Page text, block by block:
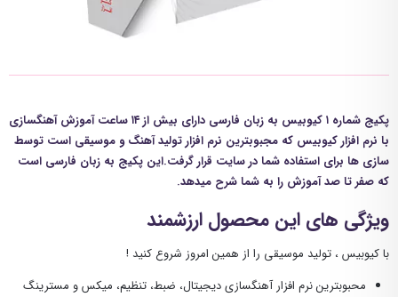
پکیج شماره ۱ کیوبیس به زبان فارسی دارای بیش از ۱۴ ساعت آموزش آهنگسازی
با نرم افزار کیوبیس که مجبوبترین نرم افزار تولید آهنگ و موسیقی است توسط
سازی ها برای استفاده شما در سایت قرار گرفت.این پکیج به زبان فارسی است
که صفر تا صد آموزش را به شما شرح میدهد.
ویژگی های این محصول ارزشمند
با کیوبیس ، تولید موسیقی را از همین امروز شروع کنید !
محبوبترین نرم افزار آهنگسازی دیجیتال، ضبط، تنظیم، میکس و مسترینگ